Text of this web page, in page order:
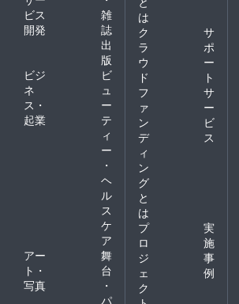
ビス
開発
雑
誌
出
版
ビジ
ネ
ス・
起業
ビ
ュ
ー
テ
ィ
ー
・
ヘ
ル
ス
ケ
ア
アー
ト・
写真
舞
台
・
パ
は
ク
ラ
ウ
ド
フ
ァ
ン
デ
ィ
ン
グ
と
は
サ
ポ
ー
ト
サ
ー
ビ
ス
プ
ロ
ジ
ェ
ク
実
施
事
例